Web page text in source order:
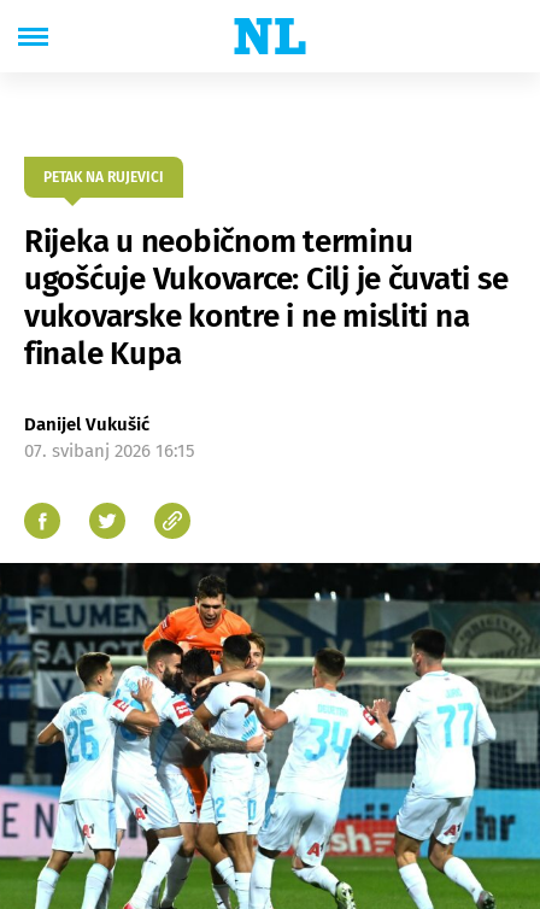
PETAK NA RUJEVICI
Rijeka u neobičnom terminu
ugošćuje Vukovarce: Cilj je čuvati se
vukovarske kontre i ne misliti na
finale Kupa
Danijel Vukušić
07. svibanj 2026 16:15